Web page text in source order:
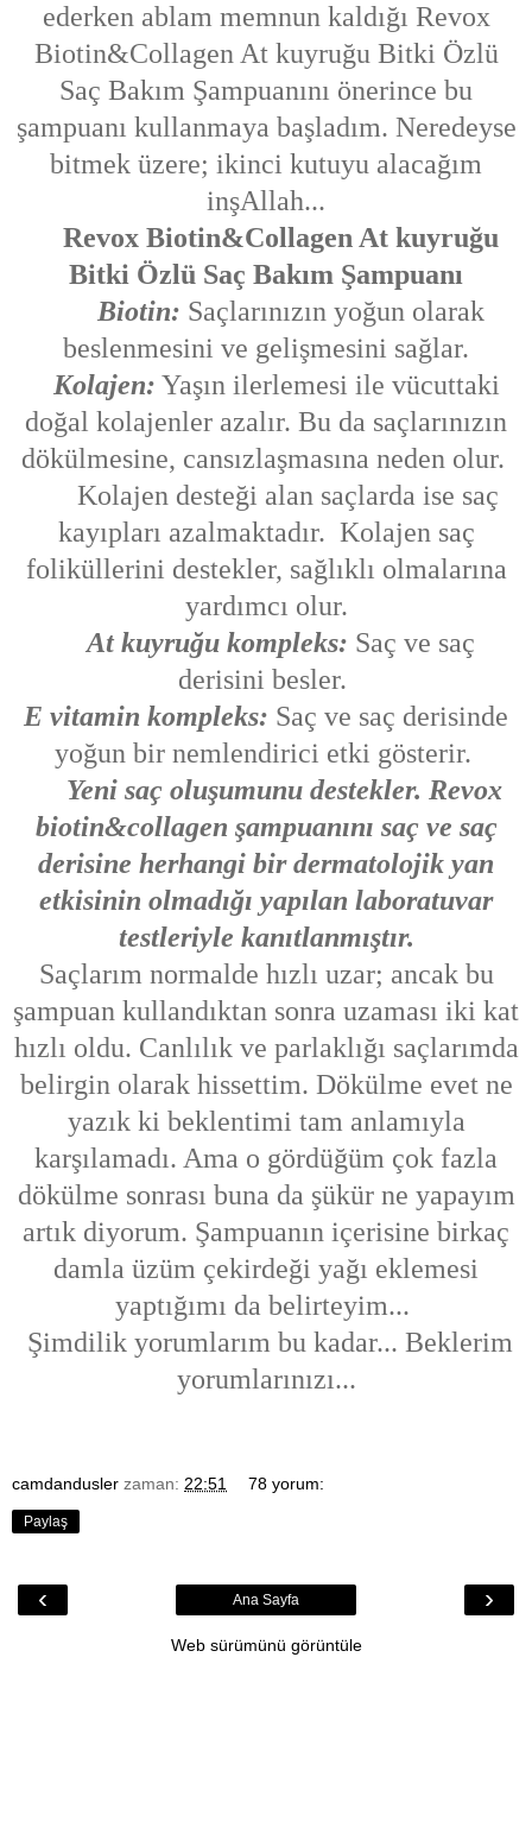
ederken ablam memnun kaldığı Revox
Biotin&Collagen At kuyruğu Bitki Özlü
Saç Bakım Şampuanını önerince bu
şampuanı kullanmaya başladım. Neredeyse
bitmek üzere; ikinci kutuyu alacağım
inşAllah...
Revox Biotin&Collagen At kuyruğu
Bitki Özlü Saç Bakım Şampuanı
Biotin: Saçlarınızın yoğun olarak
beslenmesini ve gelişmesini sağlar.
Kolajen: Yaşın ilerlemesi ile vücuttaki
doğal kolajenler azalır. Bu da saçlarınızın
dökülmesine, cansızlaşmasına neden olur.
Kolajen desteği alan saçlarda ise saç
kayıpları azalmaktadır. Kolajen saç
foliküllerini destekler, sağlıklı olmalarına
yardımcı olur.
At kuyruğu kompleks: Saç ve saç
derisini besler.
E vitamin kompleks: Saç ve saç derisinde
yoğun bir nemlendirici etki gösterir.
Yeni saç oluşumunu destekler. Revox
biotin&collagen şampuanını saç ve saç
derisine herhangi bir dermatolojik yan
etkisinin olmadığı yapılan laboratuvar
testleriyle kanıtlanmıştır.
Saçlarım normalde hızlı uzar; ancak bu
şampuan kullandıktan sonra uzaması iki kat
hızlı oldu. Canlılık ve parlaklığı saçlarımda
belirgin olarak hissettim. Dökülme evet ne
yazık ki beklentimi tam anlamıyla
karşılamadı. Ama o gördüğüm çok fazla
dökülme sonrası buna da şükür ne yapayım
artık diyorum. Şampuanın içerisine birkaç
damla üzüm çekirdeği yağı eklemesi
yaptığımı da belirteyim...
Şimdilik yorumlarım bu kadar... Beklerim
yorumlarınızı...
camdandusler zaman: 22:51 78 yorum:
Paylaş
‹ ›
Ana Sayfa
Web sürümünü görüntüle